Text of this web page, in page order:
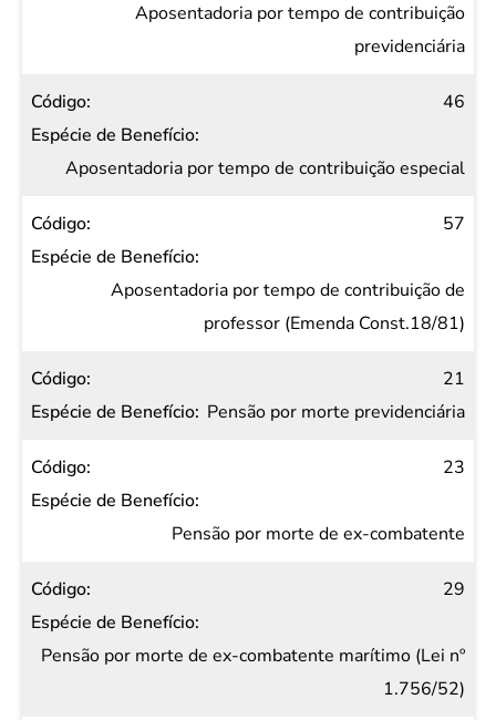
Aposentadoria por tempo de contribuição
previdenciária
46
Aposentadoria por tempo de contribuição especial
57
Aposentadoria por tempo de contribuição de
professor (Emenda Const.18/81)
21
Pensão por morte previdenciária
23
Pensão por morte de ex-combatente
29
Pensão por morte de ex-combatente marítimo (Lei nº
1.756/52)